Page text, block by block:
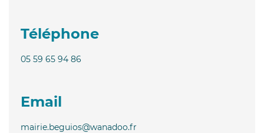
Téléphone
05 59 65 94 86
Email
mairie.beguios@wanadoo.fr